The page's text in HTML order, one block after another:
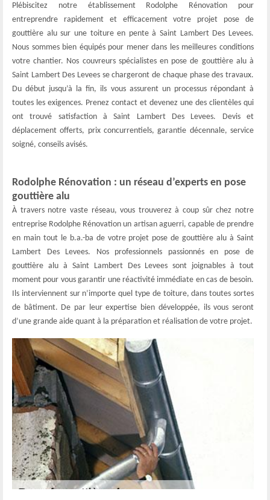
Plébiscitez notre établissement Rodolphe Rénovation pour
entreprendre rapidement et efficacement votre projet pose de
gouttière alu sur une toiture en pente à Saint Lambert Des Levees.
Nous sommes bien équipés pour mener dans les meilleures conditions
votre chantier. Nos couvreurs spécialistes en pose de gouttière alu à
Saint Lambert Des Levees se chargeront de chaque phase des travaux.
Du début jusqu’à la fin, ils vous assurent un processus répondant à
toutes les exigences. Prenez contact et devenez une des clientèles qui
ont trouvé satisfaction à Saint Lambert Des Levees. Devis et
déplacement offerts, prix concurrentiels, garantie décennale, service
soigné, conseils avisés.
Rodolphe Rénovation : un réseau d’experts en pose
gouttière alu
À travers notre vaste réseau, vous trouverez à coup sûr chez notre
entreprise Rodolphe Rénovation un artisan aguerri, capable de prendre
en main tout le b.a.-ba de votre projet pose de gouttière alu à Saint
Lambert Des Levees. Nos professionnels passionnés en pose de
gouttière alu à Saint Lambert Des Levees sont joignables à tout
moment pour vous garantir une réactivité immédiate en cas de besoin.
Ils interviennent sur n’importe quel type de toiture, dans toutes sortes
de bâtiment. De par leur expertise bien développée, ils vous seront
d’une grande aide quant à la préparation et réalisation de votre projet.